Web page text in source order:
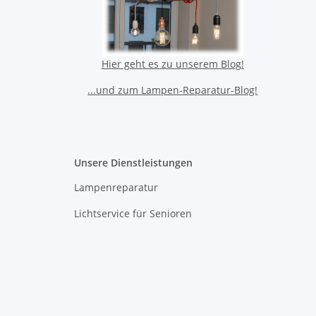
Hier geht es zu unserem Blog!
...und zum Lampen-Reparatur-Blog!
Unsere Dienstleistungen
Lampenreparatur
Lichtservice für Senioren